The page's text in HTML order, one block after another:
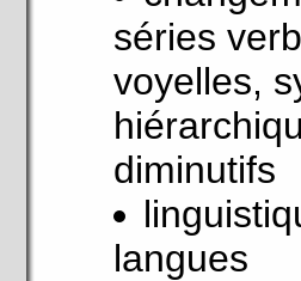
séries
voyelles,
diminutifs
langues